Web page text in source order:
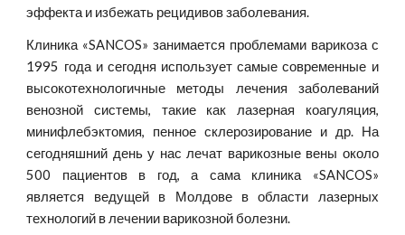
эффекта и избежать рецидивов заболевания.
Клиника «SANCOS» занимается проблемами варикоза с
1995 года и сегодня использует самые современные и
высокотехнологичные методы лечения заболеваний
венозной системы, такие как лазерная коагуляция,
минифлебэктомия, пенное склерозирование и др. На
сегодняшний день у нас лечат варикозные вены около
500 пациентов в год, а сама клиника «SANCOS»
является ведущей в Молдове в области лазерных
технологий в лечении варикозной болезни.